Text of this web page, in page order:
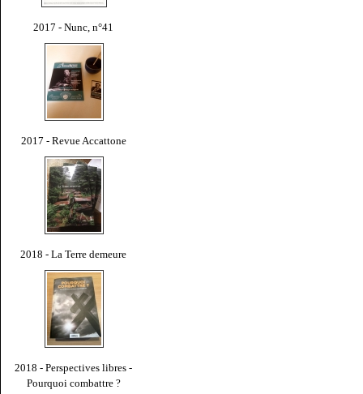
2017 - Nunc, n°41
2017 - Revue Accattone
2018 - La Terre demeure
2018 - Perspectives libres -
Pourquoi combattre ?